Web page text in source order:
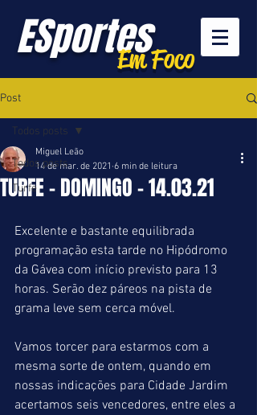
ESportesEm Foco
Post
Todos posts
Turfe
Todos posts
TURFE - DOMINGO - 14.03.21
Miguel Leão
14 de mar. de 2021 6 min de leitura
Excelente e bastante equilibrada
programação esta tarde no Hipódromo
da Gávea com início previsto para 13
horas. Serão dez páreos na pista de
grama leve sem cerca móvel.
Vamos torcer para estarmos com a
mesma sorte de ontem, quando em
nossas indicações para Cidade Jardim
acertamos seis vencedores, entre eles a